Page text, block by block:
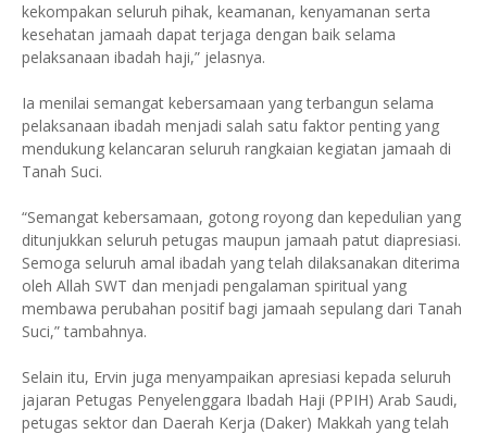
kekompakan seluruh pihak, keamanan, kenyamanan serta
kesehatan jamaah dapat terjaga dengan baik selama
pelaksanaan ibadah haji,” jelasnya.
Ia menilai semangat kebersamaan yang terbangun selama
pelaksanaan ibadah menjadi salah satu faktor penting yang
mendukung kelancaran seluruh rangkaian kegiatan jamaah di
Tanah Suci.
“Semangat kebersamaan, gotong royong dan kepedulian yang
ditunjukkan seluruh petugas maupun jamaah patut diapresiasi.
Semoga seluruh amal ibadah yang telah dilaksanakan diterima
oleh Allah SWT dan menjadi pengalaman spiritual yang
membawa perubahan positif bagi jamaah sepulang dari Tanah
Suci,” tambahnya.
Selain itu, Ervin juga menyampaikan apresiasi kepada seluruh
jajaran Petugas Penyelenggara Ibadah Haji (PPIH) Arab Saudi,
petugas sektor dan Daerah Kerja (Daker) Makkah yang telah